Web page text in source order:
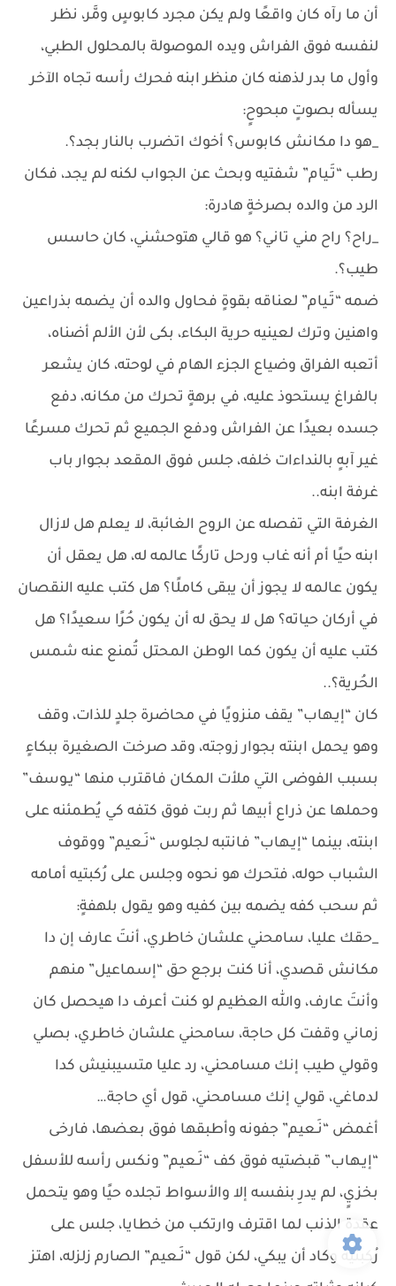
أن ما رآه كان واقعًا ولم يكن مجرد كابوسٍ ومَّر، نظر
لنفسه فوق الفراش ويده الموصولة بالمحلول الطبي،
وأول ما بدر لذهنه كان منظر ابنه فحرك رأسه تجاه الآخر
يسأله بصوتٍ مبحوحٍ:
_هو دا مكانش كابوس؟ أخوك اتضرب بالنار بجد؟.
رطب “تَـيام” شفتيه وبحث عن الجواب لكنه لم يجد، فكان
الرد من والده بصرخةٍ هادرة:
_راح؟ راح مني تاني؟ هو قالي هتوحشني، كان حاسس
طيب؟.
ضمه “تَـيام” لعناقه بقوةٍ فحاول والده أن يضمه بذراعين
واهنين وترك لعينيه حرية البكاء، بكى لأن الألم أضناه،
أتعبه الفراق وضياع الجزء الهام في لوحته، كان يشعر
بالفراغ يستحوذ عليه، في برهةٍ تحرك من مكانه، دفع
جسده بعيدًا عن الفراش ودفع الجميع ثم تحرك مسرعًا
غير آبهٍ بالنداءات خلفه، جلس فوق المقعد بجوار باب
غرفة ابنه..
الغرفة التي تفصله عن الروح الغائبة، لا يعلم هل لازال
ابنه حيًا أم أنه غاب ورحل تاركًا عالمه له، هل يعقل أن
يكون عالمه لا يجوز أن يبقى كاملًا؟ هل كتب عليه النقصان
في أركان حياته؟ هل لا يحق له أن يكون حُرًا سعيدًا؟ هل
كتب عليه أن يكون كما الوطن المحتل تُمنع عنه شمس
الحُرية؟..
كان “إيـهاب” يقف منزويًا في محاضرة جلدٍ للذات، وقف
وهو يحمل ابنته بجوار زوجته، وقد صرخت الصغيرة ببكاءٍ
بسبب الفوضى التي ملأت المكان فاقترب منها “يـوسف”
وحملها عن ذراع أبيها ثم ربت فوق كتفه كي يُطمئنه على
ابنته، بينما “إيـهاب” فانتبه لجلوس “نَـعيم” ووقوف
الشباب حوله، فتحرك هو نحوه وجلس على رُكبتيه أمامه
ثم سحب كفه يضمه بين كفيه وهو يقول بلهفةٍ:
_حقك عليا، سامحني علشان خاطري، أنتَ عارف إن دا
مكانش قصدي، أنا كنت برجع حق “إسماعيل” منهم
وأنتَ عارف، والله العظيم لو كنت أعرف دا هيحصل كان
زماني وقفت كل حاجة، سامحني علشان خاطري، بصلي
وقولي طيب إنك مسامحني، رد عليا متسيبنيش كدا
لدماغي، قولي إنك مسامحني، قول أي حاجة…
أغمض “نَـعيم” جفونه وأطبقها فوق بعضها، فارخى
“إيـهاب” قبضتيه فوق كف “نَـعيم” ونكس رأسه للأسفل
بخزيٍ، لم يدرِ بنفسه إلا والأسواط تجلده حيًا وهو يتحمل
عقدة الذنب لما اقترف وارتكب من خطايا، جلس على
رُكبتيه وكاد أن يبكي، لكن قول “نَـعيم” الصارم زلزله، اهتز